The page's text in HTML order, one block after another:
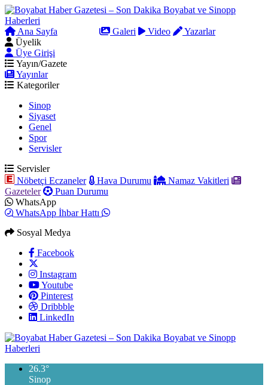
Ana Sayfa Galeri Video
Yazarlar
Üyelik
Üye Girişi
Yayın/Gazete
Yayınlar
Kategoriler
Sinop
Siyaset
Genel
Spor
Servisler
Servisler
Nöbetçi Eczaneler
Hava Durumu
Namaz Vakitleri
Gazeteler
Puan Durumu
WhatsApp
WhatsApp İhbar Hattı
Sosyal Medya
Facebook
Instagram
Youtube
Pinterest
Dribbble
LinkedIn
26.3°
Sinop